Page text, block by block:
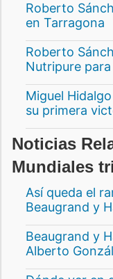
Roberto
en Tarragona
Roberto
Nutripure
Miguel
su primera
Noticias
Mundiales
Así queda el
Beaugrand y
Beaugrand y
Alberto